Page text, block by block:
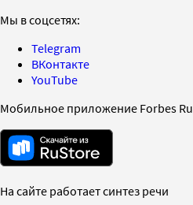
Мы в соцсетях:
Telegram
ВКонтакте
YouTube
Мобильное приложение Forbes
На сайте работает синтез речи